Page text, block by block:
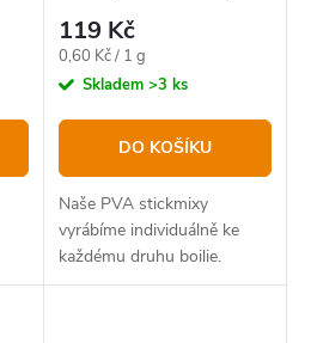
119 Kč
Měrná
cena:
0,60 Kč / 1 g
Skladem >3 ks
DO KOŠÍKU
Naše PVA stickmixy
vyrábíme individuálně ke
každému druhu boilie.